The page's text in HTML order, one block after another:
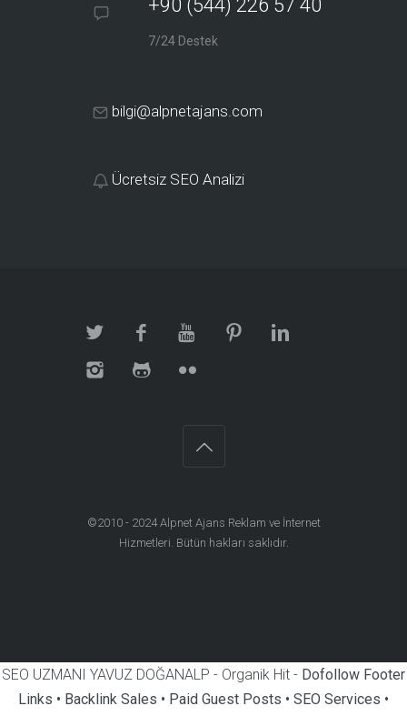
+90 (544) 226 57 40
7/24 Destek
bilgi@alpnetajans.com
Ücretsiz SEO Analizi
©2010 - 2024Alpnet Ajans Reklam ve İnternet
Hizmetleri . Bütün hakları saklıdır.
SEO UZMANI YAVUZ DOĞANALP - Organik Hit - Dofollow Footer
Links • Backlink Sales • Paid Guest Posts • SEO Services •